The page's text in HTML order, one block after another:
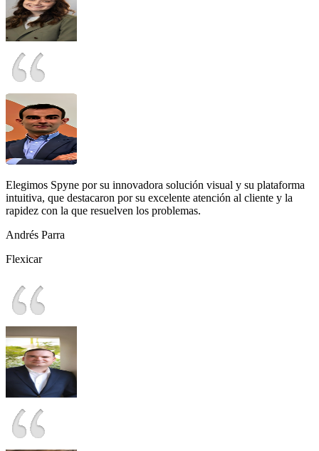
Elegimos Spyne por su innovadora solución visual y su plataforma
intuitiva, que destacaron por su excelente atención al cliente y la
rapidez con la que resuelven los problemas.
Andrés Parra
Flexicar